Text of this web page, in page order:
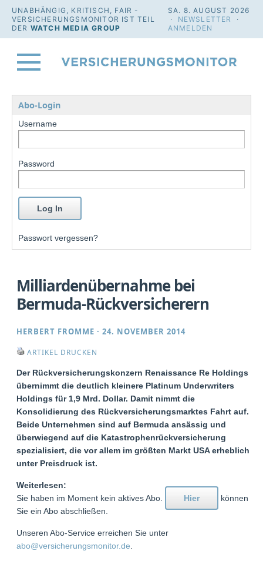
UNABHÄNGIG, KRITISCH, FAIR -
VERSICHERUNGSMONITOR IST TEIL
DER WATCH MEDIA GROUP
SA. 8. AUGUST 2026
· NEWSLETTER
·
ANMELDEN
Abo-Login
Username
Password
Passwort vergessen?
Milliardenübernahme bei
Bermuda-Rückversicherern
HERBERT FROMME ·24. NOVEMBER 2014
ARTIKEL DRUCKEN
Der Rückversicherungskonzern Renaissance Re Holdings
übernimmt die deutlich kleinere Platinum Underwriters
Holdings für 1,9 Mrd. Dollar. Damit nimmt die
Konsolidierung des Rückversicherungsmarktes Fahrt auf.
Beide Unternehmen sind auf Bermuda ansässig und
überwiegend auf die Katastrophenrückversicherung
spezialisiert, die vor allem im größten Markt USA erheblich
unter Preisdruck ist.
Weiterlesen:
Sie haben im Moment kein aktives Abo.
Hier
können
Sie ein Abo abschließen.
Unseren Abo-Service erreichen Sie unter
abo@versicherungsmonitor.de